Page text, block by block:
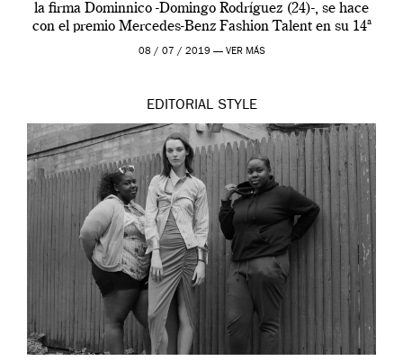
la firma Dominnico -Domingo Rodríguez (24)-, se hace
con el premio Mercedes-Benz Fashion Talent en su 14ª
edición. […]
08 / 07 / 2019 — VER MÁS
EDITORIAL STYLE